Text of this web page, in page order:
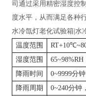
司通过采用精密湿度控
度水平，从而满足各种
水冷氙灯老化试验箱 |水
温度范围
湿度范围
65~98%RH
降雨时间
0~9999分
降雨周期
0~240分钟